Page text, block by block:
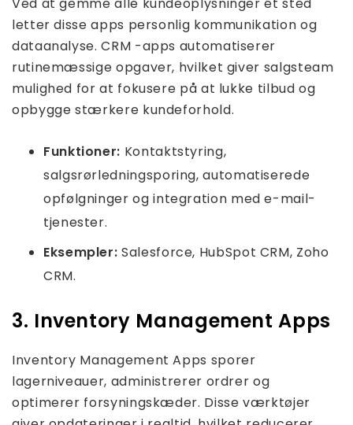
letter disse apps personlig kommunikation og
dataanalyse. CRM -apps automatiserer
rutinemæssige opgaver, hvilket giver salgsteam
mulighed for at fokusere på at lukke tilbud og
opbygge stærkere kundeforhold.
Funktioner: Kontaktstyring,
salgsrørledningsporing, automatiserede
opfølgninger og integration med e-mail-
tjenester.
Eksempler:Salesforce, HubSpot CRM, Zoho
CRM.
3. Inventory Management Apps
Inventory Management Apps sporer
lagerniveauer, administrerer ordrer og
optimerer forsyningskæder. Disse værktøjer